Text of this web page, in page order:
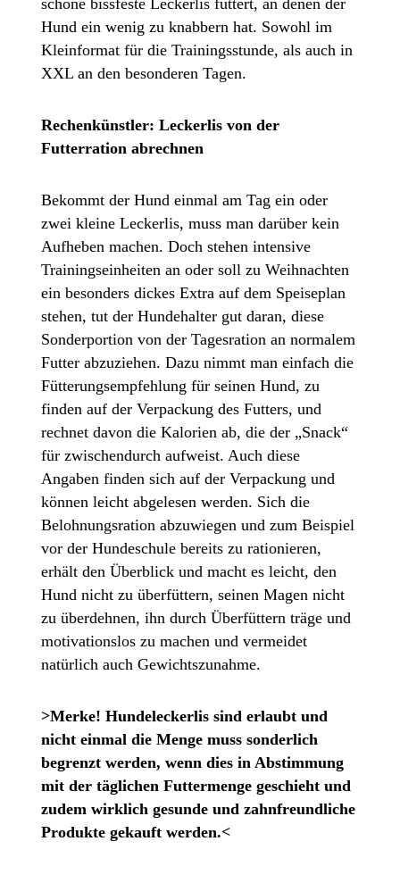
Hund ein wenig zu knabbern hat. Sowohl im
Kleinformat für die Trainingsstunde, als auch in
XXL an den besonderen Tagen.
Rechenkünstler: Leckerlis von der
Futterration abrechnen
Bekommt der Hund einmal am Tag ein oder
zwei kleine Leckerlis, muss man darüber kein
Aufheben machen. Doch stehen intensive
Trainingseinheiten an oder soll zu Weihnachten
ein besonders dickes Extra auf dem Speiseplan
stehen, tut der Hundehalter gut daran, diese
Sonderportion von der Tagesration an normalem
Futter abzuziehen. Dazu nimmt man einfach die
Fütterungsempfehlung für seinen Hund, zu
finden auf der Verpackung des Futters, und
rechnet davon die Kalorien ab, die der „Snack“
für zwischendurch aufweist. Auch diese
Angaben finden sich auf der Verpackung und
können leicht abgelesen werden. Sich die
Belohnungsration abzuwiegen und zum Beispiel
vor der Hundeschule bereits zu rationieren,
erhält den Überblick und macht es leicht, den
Hund nicht zu überfüttern, seinen Magen nicht
zu überdehnen, ihn durch Überfüttern träge und
motivationslos zu machen und vermeidet
natürlich auch Gewichtszunahme.
>Merke! Hundeleckerlis sind erlaubt und
nicht einmal die Menge muss sonderlich
begrenzt werden, wenn dies in Abstimmung
mit der täglichen Futtermenge geschieht und
zudem wirklich gesunde und zahnfreundliche
Produkte gekauft werden.<